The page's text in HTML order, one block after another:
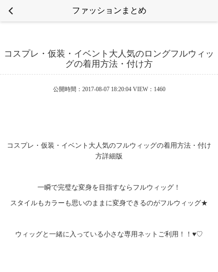
ファッションまとめ
コスプレ・仮装・イベント大人気のロングフルウィッ
グの着用方法・付け方
公開時間：2017-08-07 18:20:04 VIEW：1460
コスプレ・仮装・イベント大人気のフルウィッグの着用方法・付け
方詳細版
一瞬で完璧な変身を目指すならフルウィッグ！
スタイルもカラーも思いのままに変身できるのがフルウィッグ★
ウィッグと一緒に入っている小さな専用ネットご利用！！♥♡